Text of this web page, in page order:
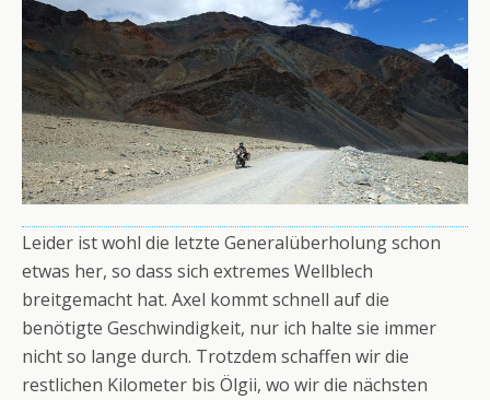
Leider ist wohl die letzte Generalüberholung schon
etwas her, so dass sich extremes Wellblech
breitgemacht hat. Axel kommt schnell auf die
benötigte Geschwindigkeit, nur ich halte sie immer
nicht so lange durch. Trotzdem schaffen wir die
restlichen Kilometer bis Ölgii, wo wir die nächsten